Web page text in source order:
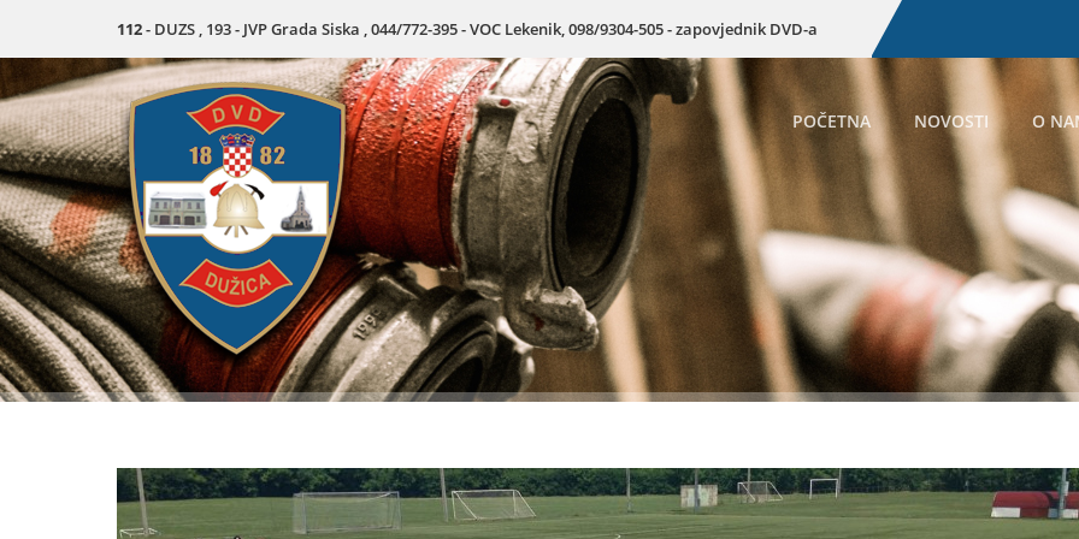
112- DUZS , 193 - JVP Grada Siska , 044/772-395 - VOC Lekenik, 098/9304-505 - zapovjednik DVD-a
POČETNA NOVOSTI O
Preuzmite